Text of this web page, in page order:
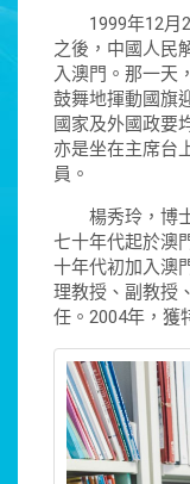
1999年12月
之後，中國人民
入澳門。那一天
鼓舞地揮動國旗
國家及外國政要
亦是坐在主席台
員。
楊秀玲，博士
七十年代起於澳
十年代初加入澳
理教授、副教授
任。2004年，獲